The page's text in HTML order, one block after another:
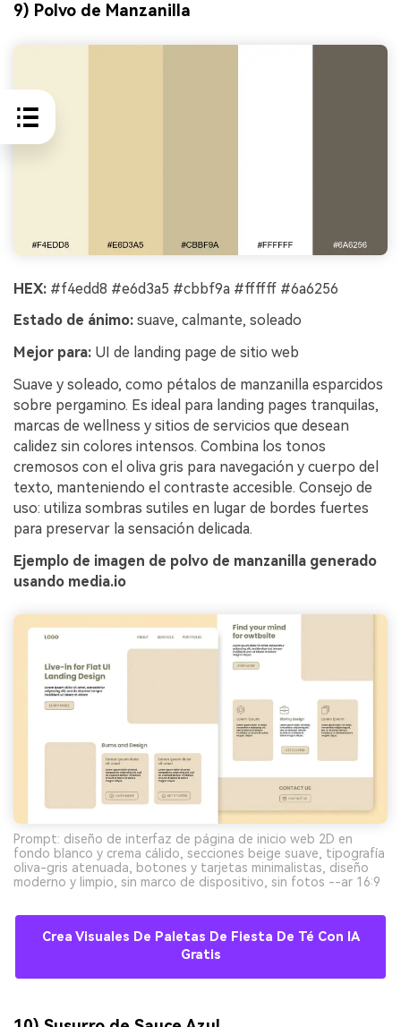
9) Polvo de Manzanilla
HEX: #f4edd8 #e6d3a5 #cbbf9a #ffffff #6a6256
Estado de ánimo: suave, calmante, soleado
Mejor para: UI de landing page de sitio web
Suave y soleado, como pétalos de manzanilla esparcidos
sobre pergamino. Es ideal para landing pages tranquilas,
marcas de wellness y sitios de servicios que desean
calidez sin colores intensos. Combina los tonos
cremosos con el oliva gris para navegación y cuerpo del
texto, manteniendo el contraste accesible. Consejo de
uso: utiliza sombras sutiles en lugar de bordes fuertes
para preservar la sensación delicada.
Ejemplo de imagen de polvo de manzanilla generado
usando media.io
Prompt: diseño de interfaz de página de inicio web 2D en
fondo blanco y crema cálido, secciones beige suave, tipografía
oliva-gris atenuada, botones y tarjetas minimalistas, diseño
moderno y limpio, sin marco de dispositivo, sin fotos --ar 16:9
Crea Visuales De Paletas De Fiesta De Té Con IA
Gratis